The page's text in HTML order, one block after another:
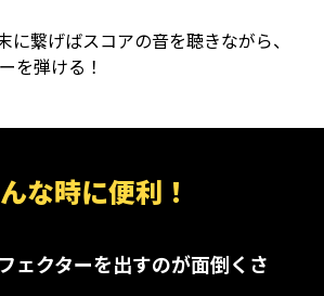
に繋げばスコアの音を聴きながら、
を弾ける！
な時に便利！
ェクターを出すのが面倒くさ